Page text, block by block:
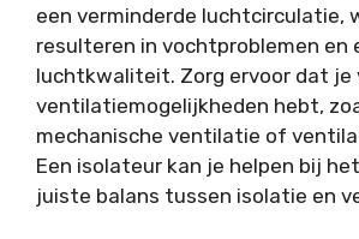
een verminderde luchtcirculatie,
resulteren in vochtproblemen en
luchtkwaliteit. Zorg ervoor dat je
ventilatiemogelijkheden hebt,
mechanische ventilatie of
Een isolateur kan je helpen bij
juiste balans tussen isolatie en